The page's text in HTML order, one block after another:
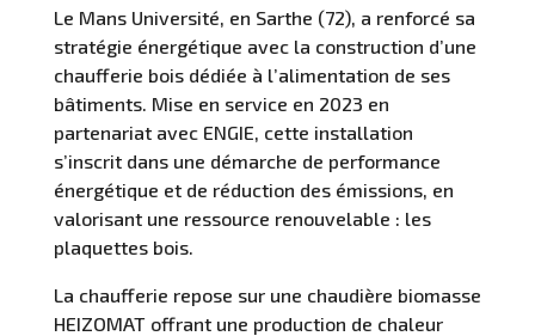
Le Mans Université, en Sarthe (72), a renforcé sa
stratégie énergétique avec la construction d’une
chaufferie bois dédiée à l’alimentation de ses
bâtiments. Mise en service en 2023 en
partenariat avec ENGIE, cette installation
s’inscrit dans une démarche de performance
énergétique et de réduction des émissions, en
valorisant une ressource renouvelable : les
plaquettes bois.
La chaufferie repose sur une chaudière biomasse
HEIZOMAT offrant une production de chaleur